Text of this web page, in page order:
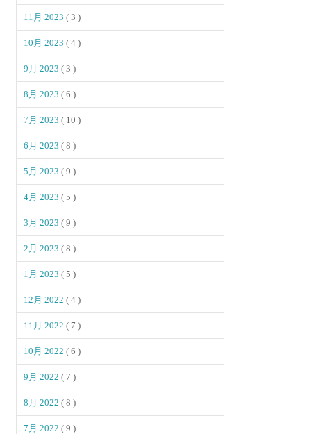
11月 2023( 3 )
10月 2023( 4 )
9月 2023( 3 )
8月 2023( 6 )
7月 2023( 10 )
6月 2023( 8 )
5月 2023( 9 )
4月 2023( 5 )
3月 2023( 9 )
2月 2023( 8 )
1月 2023( 5 )
12月 2022( 4 )
11月 2022( 7 )
10月 2022( 6 )
9月 2022( 7 )
8月 2022( 8 )
7月 2022( 9 )